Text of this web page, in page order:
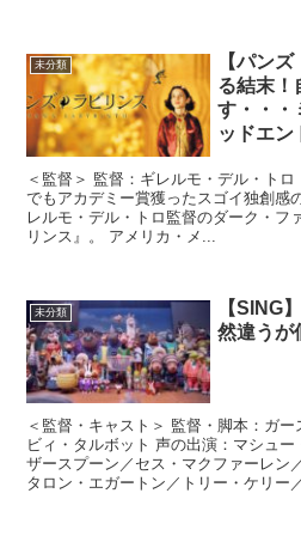
未分類
【パン
る結末！
す・・・
ッドエン
＜監督＞ 監督：ギレルモ・デル・トロ
でもアカデミー賞獲ったスゴイ独創感
レルモ・デル・トロ監督のダーク・フ
リンス』。 アメリカ・メ...
未分類
【SING
然違うが
＜監督・キャスト＞ 監督・脚本：ガ
ビィ・タルボット 声の出演：マシュ
ザースプーン／セス・マクファーレン
タロン・エガートン／トリー・ケリー